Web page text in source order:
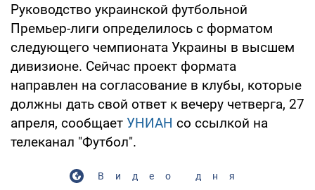
Руководство украинской футбольной
Премьер-лиги определилось с форматом
следующего чемпионата Украины в высшем
дивизионе. Сейчас проект формата
направлен на согласование в клубы, которые
должны дать свой ответ к вечеру четверга, 27
апреля, сообщает УНИАН со ссылкой на
телеканал "Футбол".
Видео дня